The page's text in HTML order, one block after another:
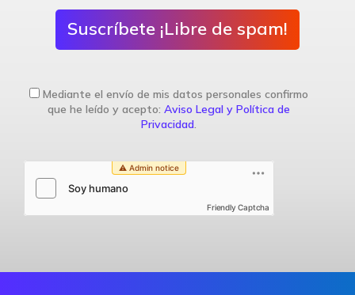
Suscríbete ¡Libre de spam!
Mediante el envío de mis datos personales confirmo
que he leído y acepto: Aviso Legal y Política de
Privacidad.
Friendly Captcha